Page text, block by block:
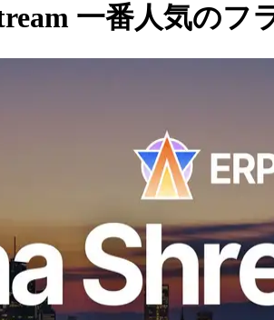
一番人気の